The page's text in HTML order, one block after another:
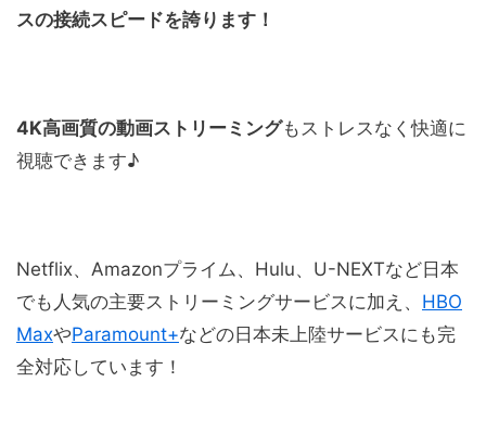
スの接続スピードを誇ります！
4K高画質の動画ストリーミングもストレスなく快適に
視聴できます♪
Netflix、Amazonプライム、Hulu、U-NEXTなど日本
でも人気の主要ストリーミングサービスに加え、 HBO
MaxやParamount+などの日本未上陸サービスにも完
全対応しています！